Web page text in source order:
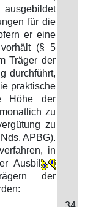
für die
er eine
vorhält (§ 5
Träger der
durchführt,
praktische
Höhe der
zu
zu
APBG).
in
Ausbil
der